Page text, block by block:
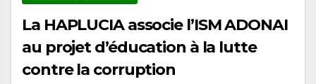
La HAPLUCIA associe l’ISM ADONAI
au projet d’éducation à la lutte
contre la corruption